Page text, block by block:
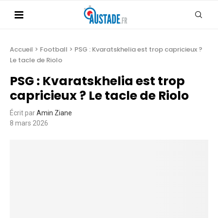
Accueil > Football > PSG : Kvaratskhelia est trop capricieux ?
Le tacle de Riolo
PSG : Kvaratskhelia est trop
capricieux ? Le tacle de Riolo
Écrit parAmin Ziane
8 mars 2026